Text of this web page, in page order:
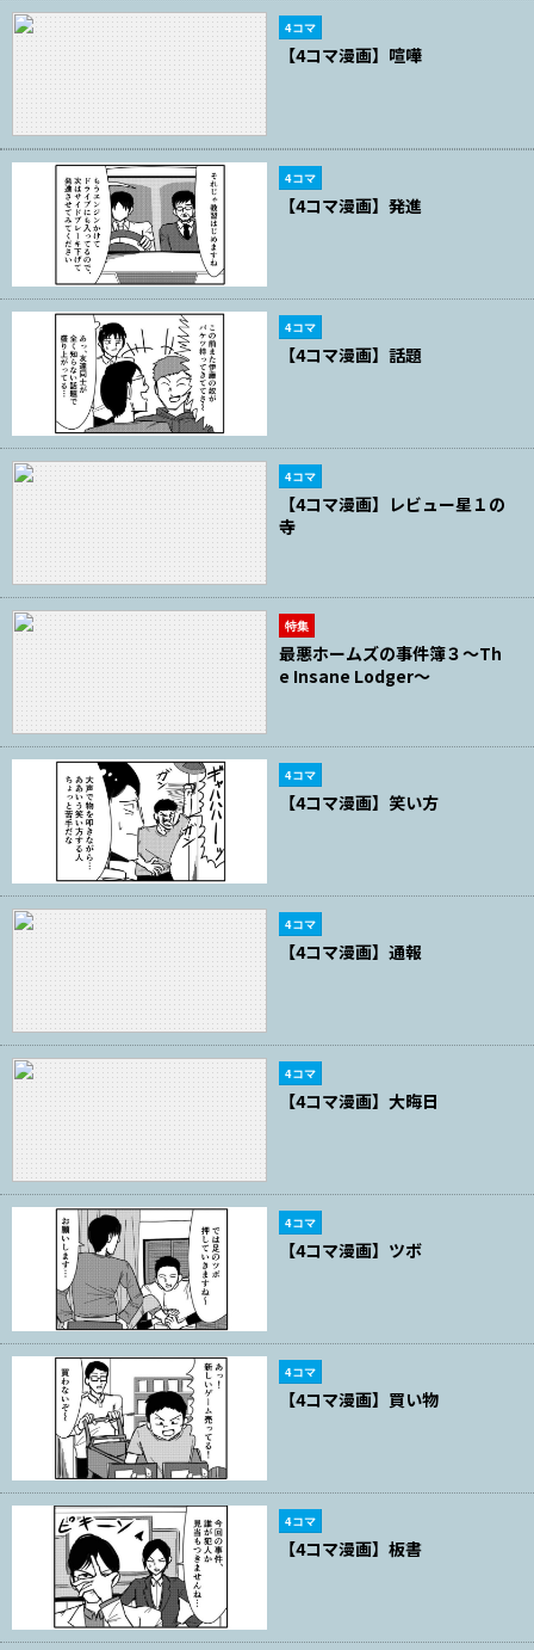
4コマ
【4コマ漫画】喧嘩
4コマ
【4コマ漫画】発進
4コマ
【4コマ漫画】話題
4コマ
【4コマ漫画】レビュー星１の
寺
特集
最悪ホームズの事件簿３～Th
e Insane Lodger～
4コマ
【4コマ漫画】笑い方
4コマ
【4コマ漫画】通報
4コマ
【4コマ漫画】大晦日
4コマ
【4コマ漫画】ツボ
4コマ
【4コマ漫画】買い物
4コマ
【4コマ漫画】板書